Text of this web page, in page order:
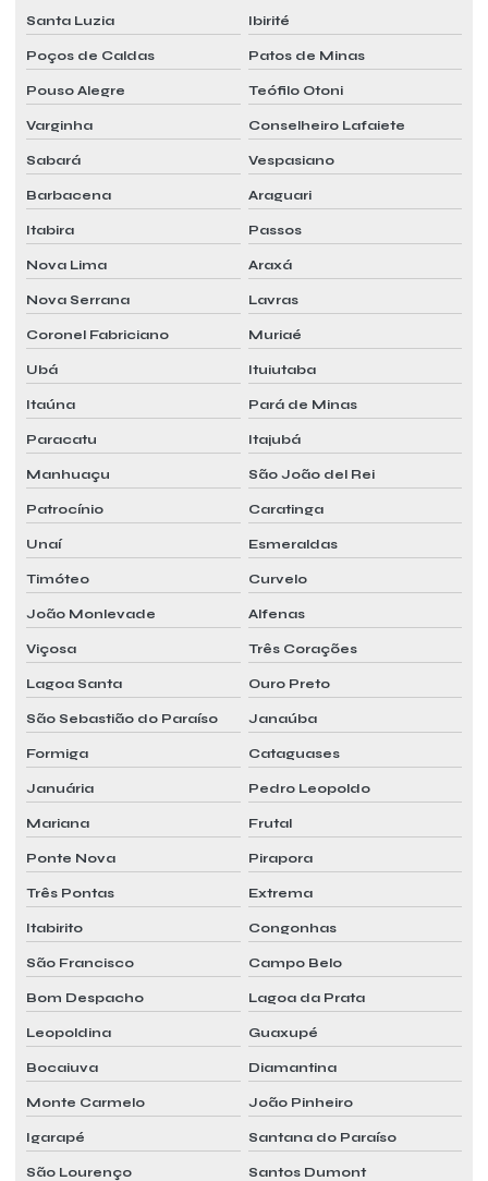
Santa Luzia Ibirité
Poços de Caldas Patos de Minas
Pouso Alegre Teófilo Otoni
Varginha Conselheiro Lafaiete
Sabará Vespasiano
Barbacena Araguari
Itabira Passos
Nova Lima Araxá
Nova Serrana Lavras
Coronel Fabriciano Muriaé
Ubá Ituiutaba
Itaúna Pará de Minas
Paracatu Itajubá
Manhuaçu São João del Rei
Patrocínio Caratinga
Unaí Esmeraldas
Timóteo Curvelo
João Monlevade Alfenas
Viçosa Três Corações
Lagoa Santa Ouro Preto
São Sebastião do Paraíso Janaúba
Formiga Cataguases
Januária Pedro Leopoldo
Mariana Frutal
Ponte Nova Pirapora
Três Pontas Extrema
Itabirito Congonhas
São Francisco Campo Belo
Bom Despacho Lagoa da Prata
Leopoldina Guaxupé
Bocaiuva Diamantina
Monte Carmelo João Pinheiro
Igarapé Santana do Paraíso
São Lourenço Santos Dumont